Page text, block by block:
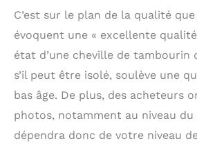
C’est sur le plan de la qualité
évoquent une « excellente
état d’une cheville de tambourin
s’il peut être isolé, soulève une
bas âge. De plus, des
photos, notamment au niveau
dépendra donc de votre niveau